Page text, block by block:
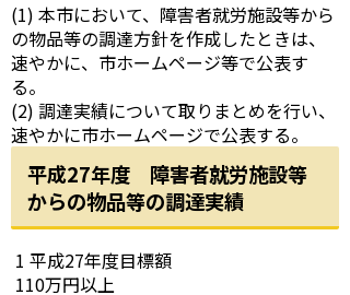
(1) 本市において、障害者就労施設等から
の物品等の調達方針を作成したときは、
速やかに、市ホームページ等で公表す
る。
(2) 調達実績について取りまとめを行い、
速やかに市ホームページで公表する。
平成27年度 障害者就労施設等
からの物品等の調達実績
1 平成27年度目標額
110万円以上